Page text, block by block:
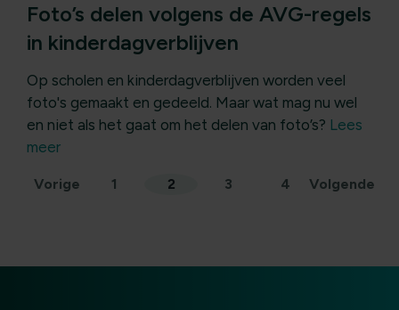
Foto’s delen volgens de AVG-regels
in kinderdagverblijven
Op scholen en kinderdagverblijven worden veel
foto's gemaakt en gedeeld. Maar wat mag nu wel
en niet als het gaat om het delen van foto’s? Lees
meer
Berichten
Vorige 1 2 3 4 Volgende